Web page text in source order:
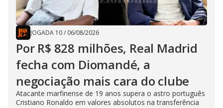
JOGADA 10/ 06/08/2026
Por R$ 828 milhões, Real Madrid
fecha com Diomandé, a
negociação mais cara do clube
Atacante marfinense de 19 anos supera o astro português
Cristiano Ronaldo em valores absolutos na transferência